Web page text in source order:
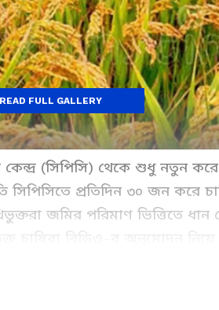
(সিপিসি) থেকে শুধু নতুন
সিপিসিতে প্রতিদিন ৩০ জন করে
জমির পরিমাণ ভিত্তিতে ধান
FULL GALLERY